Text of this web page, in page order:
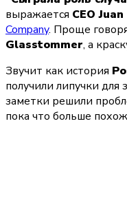
выражается CEO
Company
Glasstommer, а
Звучит как история
получили липучки для
заметки решили
пока что больше